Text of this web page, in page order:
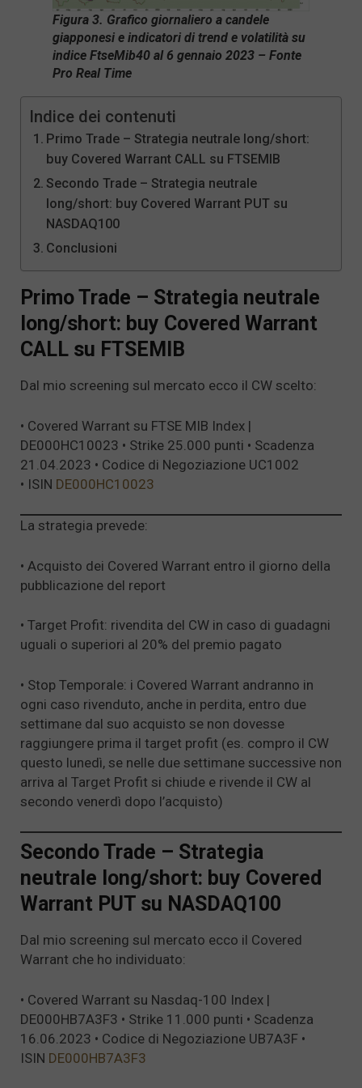
Figura 3. Grafico giornaliero a candele
giapponesi e indicatori di trend e volatilità su
indice FtseMib40 al 6 gennaio 2023 – Fonte
Pro Real Time
Indice dei contenuti
Primo Trade – Strategia neutrale long/short:
buy Covered Warrant CALL su FTSEMIB
Secondo Trade – Strategia neutrale
long/short: buy Covered Warrant PUT su
NASDAQ100
Conclusioni
Primo Trade – Strategia neutrale
long/short: buy Covered Warrant
CALL su FTSEMIB
Dal mio screening sul mercato ecco il CW scelto:
• Covered Warrant su FTSE MIB Index |
DE000HC10023 • Strike 25.000 punti • Scadenza
21.04.2023 • Codice di Negoziazione UC1002
• ISIN DE000HC10023
La strategia prevede:
• Acquisto dei Covered Warrant entro il giorno della
pubblicazione del report
• Target Profit: rivendita del CW in caso di guadagni
uguali o superiori al 20% del premio pagato
• Stop Temporale: i Covered Warrant andranno in
ogni caso rivenduto, anche in perdita, entro due
settimane dal suo acquisto se non dovesse
raggiungere prima il target profit (es. compro il CW
questo lunedì, se nelle due settimane successive non
arriva al Target Profit si chiude e rivende il CW al
secondo venerdì dopo l’acquisto)
Secondo Trade – Strategia
neutrale long/short: buy Covered
Warrant PUT su NASDAQ100
Dal mio screening sul mercato ecco il Covered
Warrant che ho individuato:
• Covered Warrant su Nasdaq-100 Index |
DE000HB7A3F3 • Strike 11.000 punti • Scadenza
16.06.2023 • Codice di Negoziazione UB7A3F •
ISIN DE000HB7A3F3